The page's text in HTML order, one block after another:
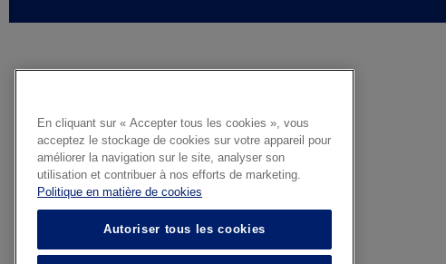
En cliquant sur « Accepter tous les cookies », vous
acceptez le stockage de cookies sur votre appareil pour
améliorer la navigation sur le site, analyser son
utilisation et contribuer à nos efforts de marketing.
Politique en matière de cookies
Autoriser tous les cookies